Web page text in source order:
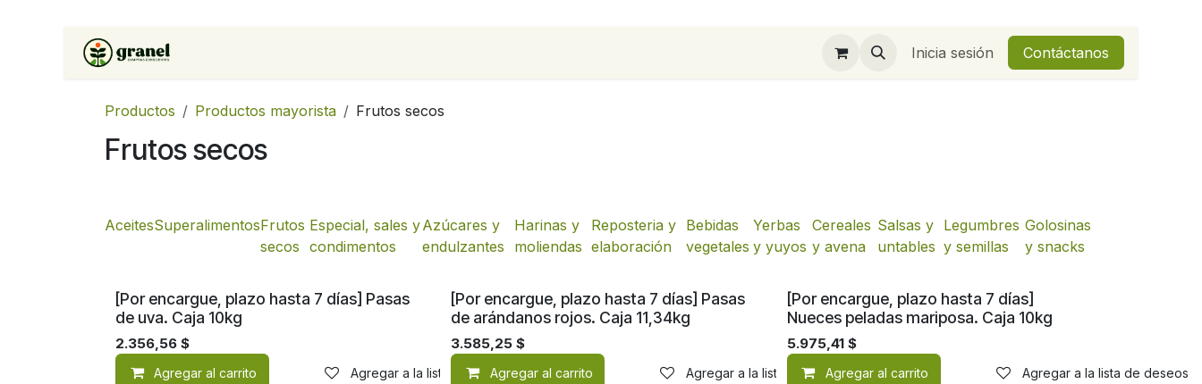
Ir al contenido
Inicia sesión Contáctanos
Productos Productos mayorista Frutos secos
Frutos secos
AceitesSuperalimentosFrutos
secos
Especial, sales y
condimentos
Azúcares y
endulzantes
Harinas y
moliendas
Reposteria y
elaboración
Bebidas
vegetales
Yerbas
y yuyos
Cereales
y avena
Salsas y
untables
Legumbres
y semillas
Golosinas
y snacks
[Por encargue, plazo hasta 7 días] Pasas
de uva. Caja 10kg
2.356,56 $
Agregar al carrito Agregar a la lista de deseos
[Por encargue, plazo hasta 7 días] Pasas
de arándanos rojos. Caja 11,34kg
3.585,25 $
Agregar al carrito Agregar a la lista de deseos
[Por encargue, plazo hasta 7 días]
Nueces peladas mariposa. Caja 10kg
5.975,41$
Agregar al carrito Agregar a la lista de deseos